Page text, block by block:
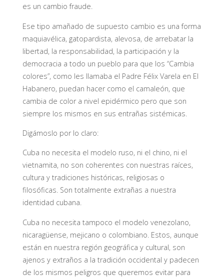
es un cambio fraude.
Ese tipo amañado de supuesto cambio es una forma
maquiavélica, gatopardista, alevosa, de arrebatar la
libertad, la responsabilidad, la participación y la
democracia a todo un pueblo para que los “Cambia
colores”, como les llamaba el Padre Félix Varela en El
Habanero, puedan hacer como el camaleón, que
cambia de color a nivel epidérmico pero que son
siempre los mismos en sus entrañas sistémicas.
Digámoslo por lo claro:
Cuba no necesita el modelo ruso, ni el chino, ni el
vietnamita, no son coherentes con nuestras raíces,
cultura y tradiciones históricas, religiosas o
filosóficas. Son totalmente extrañas a nuestra
identidad cubana.
Cuba no necesita tampoco el modelo venezolano,
nicaragüense, mejicano o colombiano. Estos, aunque
están en nuestra región geográfica y cultural, son
ajenos y extraños a la tradición occidental y padecen
de los mismos peligros que queremos evitar para